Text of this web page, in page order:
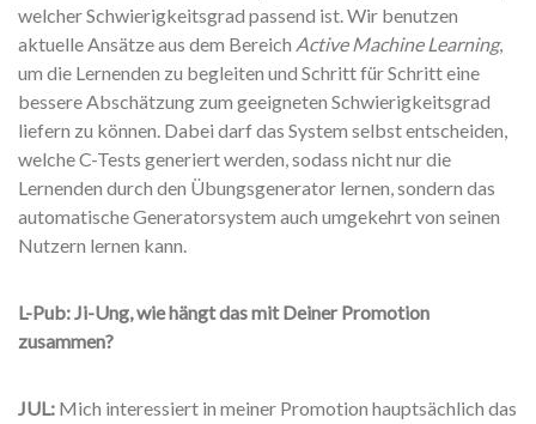
welcher Schwierigkeitsgrad passend ist. Wir benutzen
aktuelle Ansätze aus dem Bereich Active Machine Learning,
um die Lernenden zu begleiten und Schritt für Schritt eine
bessere Abschätzung zum geeigneten Schwierigkeitsgrad
liefern zu können. Dabei darf das System selbst entscheiden,
welche C-Tests generiert werden, sodass nicht nur die
Lernenden durch den Übungsgenerator lernen, sondern das
automatische Generatorsystem auch umgekehrt von seinen
Nutzern lernen kann.
L-Pub: Ji-Ung, wie hängt das mit Deiner Promotion
zusammen?
JUL: Mich interessiert in meiner Promotion hauptsächlich das